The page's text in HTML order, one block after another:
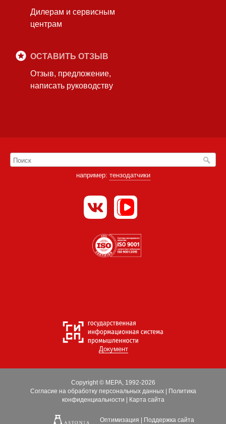
Дилерам и сервисным
центрам
ОСТАВИТЬ ОТЗЫВ
Отзыв, предложение,
написать руководству
например: тензодатчики
Документ
Copyright © МЕРА, 1992-2026
Согласие на обработку персональных данных|
Политика
конфиденциальности
Карта сайта
Оптимизация Поддержка сайта